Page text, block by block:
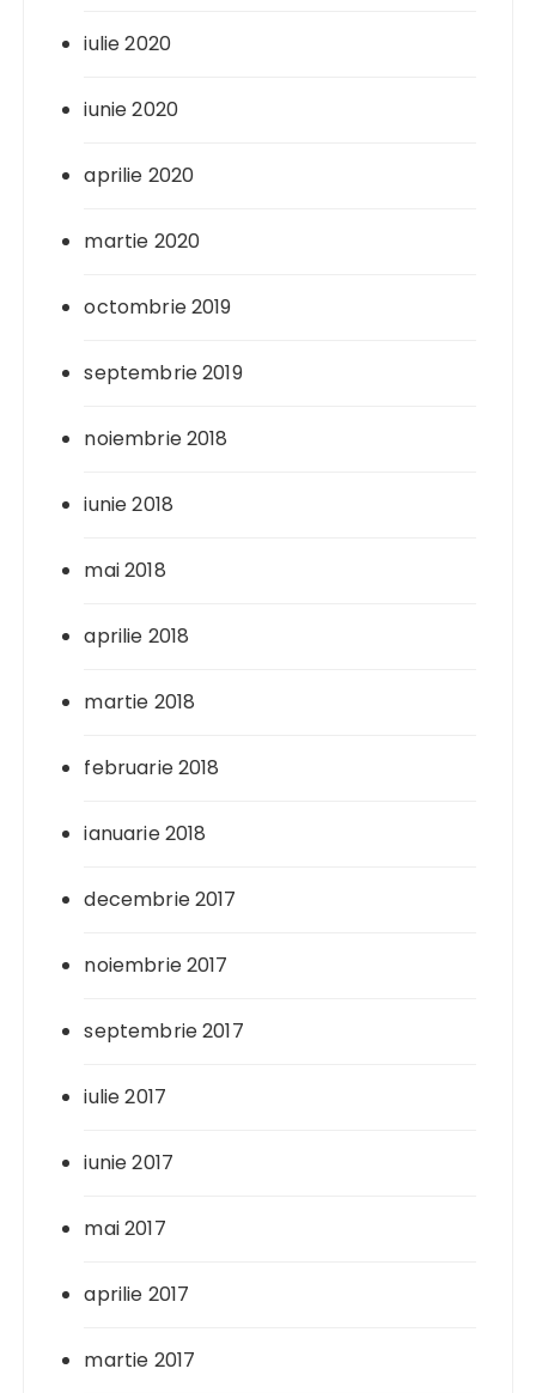
iulie 2020
iunie 2020
aprilie 2020
martie 2020
octombrie 2019
septembrie 2019
noiembrie 2018
iunie 2018
mai 2018
aprilie 2018
martie 2018
februarie 2018
ianuarie 2018
decembrie 2017
noiembrie 2017
septembrie 2017
iulie 2017
iunie 2017
mai 2017
aprilie 2017
martie 2017